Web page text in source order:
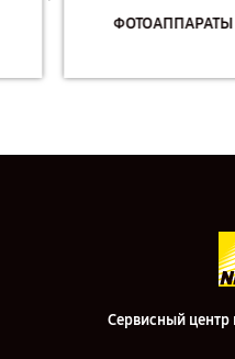
ФОТОАППАРАТЫ
Сервисный